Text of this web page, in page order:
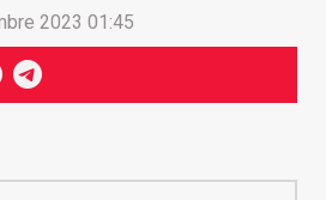
2023 01:45